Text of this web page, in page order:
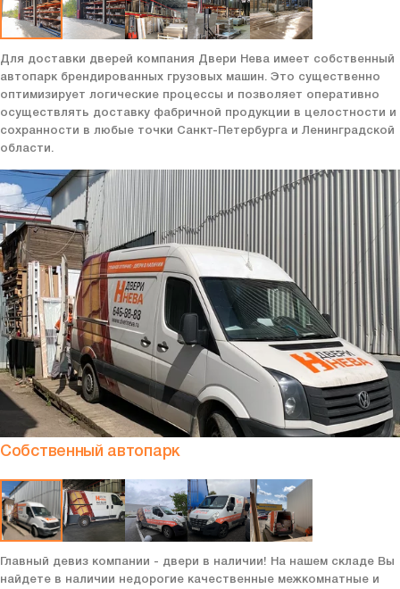
Для доставки дверей компания Двери Нева имеет собственный
автопарк брендированных грузовых машин. Это существенно
оптимизирует логические процессы и позволяет оперативно
осуществлять доставку фабричной продукции в целостности и
сохранности в любые точки Санкт-Петербурга и Ленинградской
области.
Собственный автопарк
Главный девиз компании - двери в наличии! На нашем складе Вы
найдете в наличии недорогие качественные межкомнатные и